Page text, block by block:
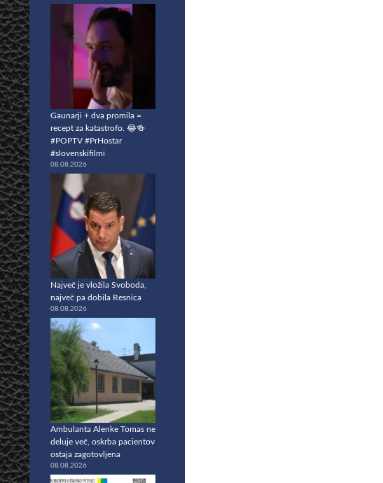
Gaunarji + dva promila =
recept za katastrofo. 😂🍻
#POPTV #PrHostar
#slovenskifilmi
08.08.2026
Največ je vložila Svoboda,
največ pa dobila Resnica
08.08.2026
Ambulanta Alenke Tomas ne
deluje več, oskrba pacientov
ostaja zagotovljena
08.08.2026